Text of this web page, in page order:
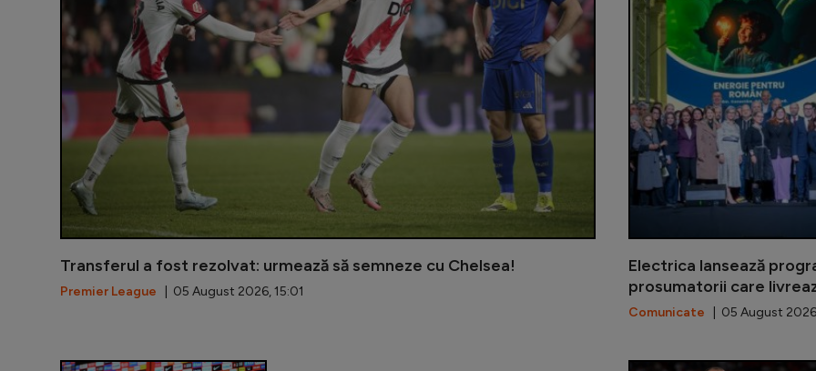
Transferul a fost rezolvat: urmează să semneze cu Chelsea!
Premier League | 05 August 2026, 15:01
Electrica lansează
prosumatorii care
Comunicate | 05 August